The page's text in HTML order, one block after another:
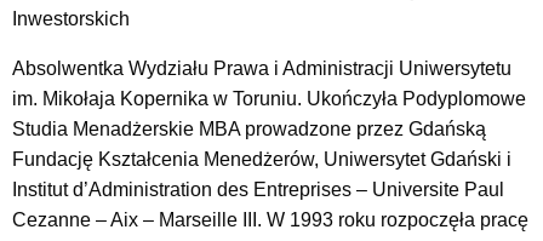
Inwestorskich
Absolwentka Wydziału Prawa i Administracji Uniwersytetu
im. Mikołaja Kopernika w Toruniu. Ukończyła Podyplomowe
Studia Menadżerskie MBA prowadzone przez Gdańską
Fundację Kształcenia Menedżerów, Uniwersytet Gdański i
Institut d’Administration des Entreprises – Universite Paul
Cezanne – Aix – Marseille III. W 1993 roku rozpoczęła pracę